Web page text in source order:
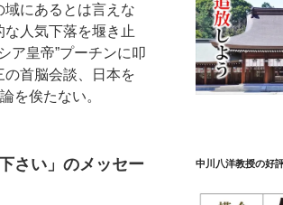
にあるとは言えな
人気下落を堰き止
ア皇帝”プーチンに叩
首脳会談、日本を
を俟たない。
さい」のメッセー
中川八洋教授の好